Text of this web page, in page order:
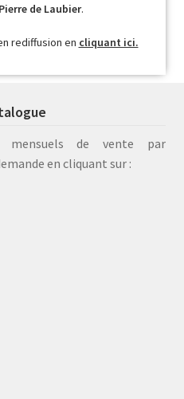
Pierre de Laubier.
rediffusion en cliquant ici.
mensuels de vente par
en cliquant sur :